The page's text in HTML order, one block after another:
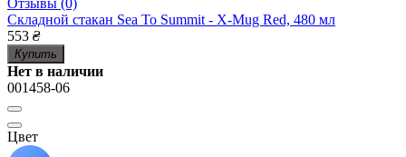
Отзывы (0)
Складной стакан Sea To Summit - X-Mug Red, 480 мл
553 ₴
Купить
Нет в наличии
001458-06
Цвет